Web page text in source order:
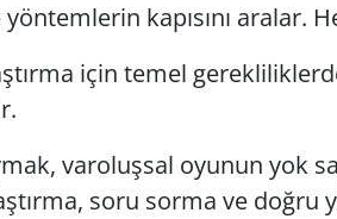
kapısını aralar.
için temel
varoluşsal oyunun yok
soru sorma ve doğru